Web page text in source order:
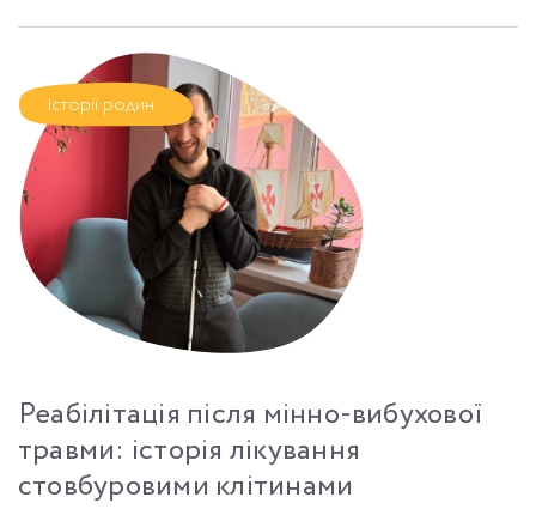
Історії родин
Реабілітація після мінно-вибухової
травми: історія лікування
стовбуровими клітинами